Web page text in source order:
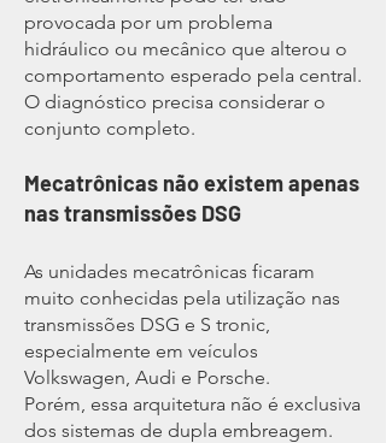
provocada por um problema
hidráulico ou mecânico que alterou o
comportamento esperado pela central.
O diagnóstico precisa considerar o
conjunto completo.
Mecatrônicas não existem apenas
nas transmissões DSG
As unidades mecatrônicas ficaram
muito conhecidas pela utilização nas
transmissões DSG e S tronic,
especialmente em veículos
Volkswagen, Audi e Porsche.
Porém, essa arquitetura não é exclusiva
dos sistemas de dupla embreagem.